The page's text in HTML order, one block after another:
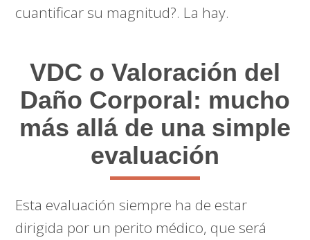
cuantificar su magnitud?. La hay.
VDC o Valoración del
Daño Corporal: mucho
más allá de una simple
evaluación
Esta evaluación siempre ha de estar
dirigida por un perito médico, que será